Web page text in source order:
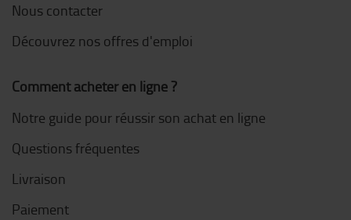
Nous contacter
Découvrez nos offres d'emploi
Comment acheter en ligne ?
Notre guide pour réussir son achat en ligne
Questions fréquentes
Livraison
Paiement